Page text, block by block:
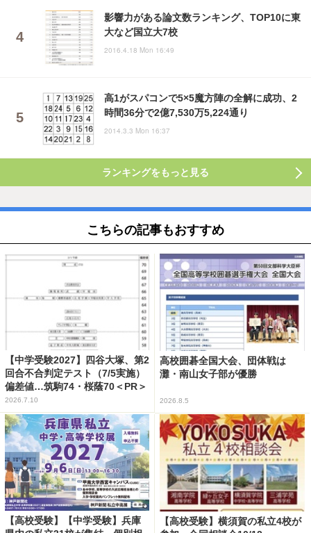
影響力がある論文数ランキング、TOP10に東
大など国立大7校
2016.4.18 Mon 16:49
高1がスパコンで5×5魔方陣の全解に成功、2
時間36分で2億7,530万5,224通り
2014.3.3 Mon 16:37
ランキングをもっと見る
こちらの記事もおすすめ
【中学受験2027】四谷大塚、第2
回合不合判定テスト（7/5実施）
偏差値…筑駒74・桜蔭70＜PR＞
2026.7.10
高校囲碁全国大会、団体戦は
灘・南山女子部が優勝
2026.8.5
【高校受験】【中学受験】兵庫
【高校受験】横須賀の私立4校が